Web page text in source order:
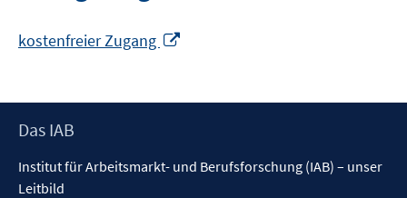
kostenfreier Zugang
öffnen
Footer
Das IAB
Institut für Arbeitsmarkt- und Berufsforschung (IAB) – unser
Leitbild